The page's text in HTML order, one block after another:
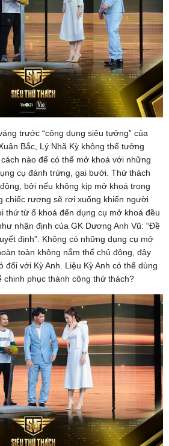
trước “công dụng siêu tưởng” của
Bắc, Lý Nhã Kỳ không thể tưởng
nào để có thể mở khoá với những
cụ đánh trứng, gai bưởi. Thử thách
bởi nếu không kịp mở khoá trong
chiếc rương sẽ rơi xuống khiến người
thứ từ ổ khoá đến dụng cụ mở khoá đều
nhận định của GK Dương Anh Vũ: “Đề
định”. Không có những dụng cụ mở
toàn không nắm thế chủ động, đây
đối với Kỳ Anh. Liệu Kỳ Anh có thể dùng
chinh phục thành công thử thách?